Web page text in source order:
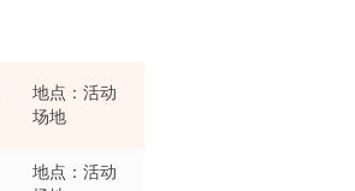
地点：活动
场地
地点：活动